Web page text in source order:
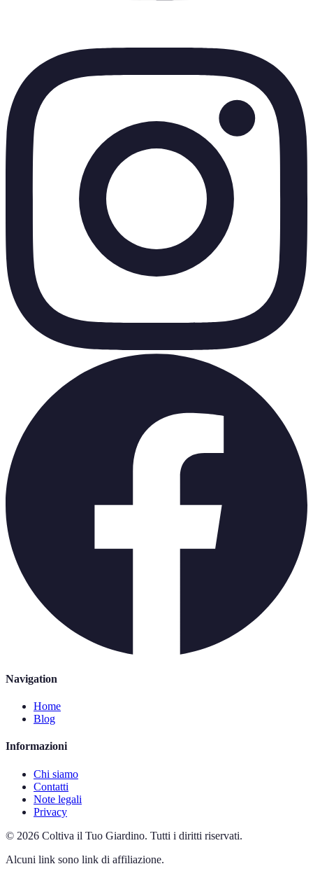
Navigation
Home
Blog
Informazioni
Chi siamo
Contatti
Note legali
Privacy
© 2026 Coltiva il Tuo Giardino. Tutti i diritti riservati.
Alcuni link sono link di affiliazione.